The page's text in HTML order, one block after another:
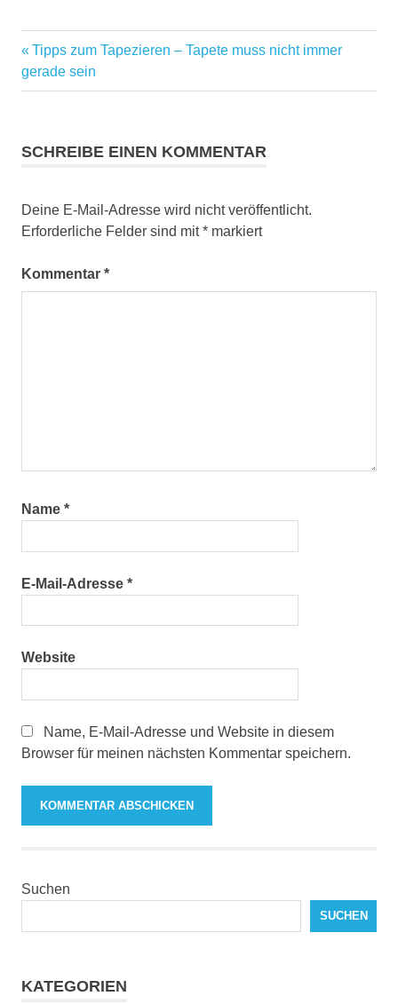
Beitragsnavigation
Vorheriger
Beitrag:
Tipps zum Tapezieren – Tapete muss nicht immer
gerade sein
SCHREIBE EINEN KOMMENTAR
Deine E-Mail-Adresse wird nicht veröffentlicht.
Erforderliche Felder sind mit* markiert
Kommentar *
Name *
E-Mail-Adresse *
Website
Name, E-Mail-Adresse und Website in diesem
Browser für meinen nächsten Kommentar speichern.
Suchen
SUCHEN
KATEGORIEN